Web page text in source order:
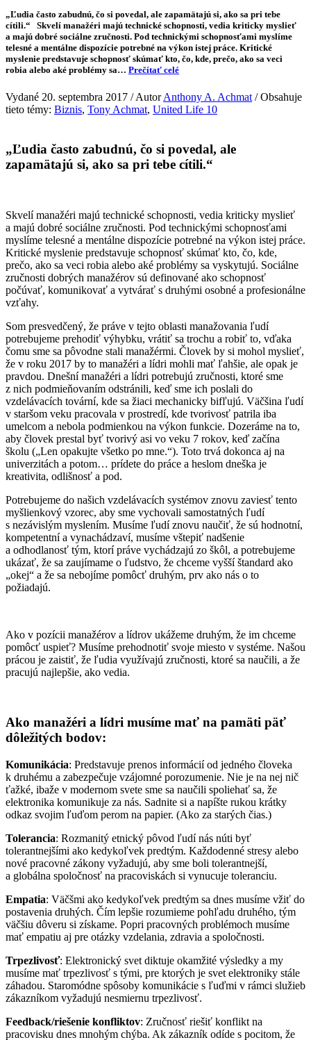
„Ľudia často zabudnú, čo si povedal, ale zapamätajú si, ako sa pri tebe
cítili.“ Skvelí manažéri majú technické schopnosti, vedia kriticky myslieť
a majú dobré sociálne zručnosti. Pod technickými schopnosťami myslíme
telesné a mentálne dispozície potrebné na výkon istej práce. Kritické
myslenie predstavuje schopnosť skúmať kto, čo, kde, prečo, ako sa veci
robia alebo aké problémy sa… Prečítať celé
Vydané 20. septembra 2017 / AutorAnthony A. Achmat / Obsahuje
tieto témy: Biznis, Tony Achmat, United Life 10
„Ľudia často zabudnú, čo si povedal, ale
zapamätajú si, ako sa pri tebe cítili.“
Skvelí manažéri majú technické schopnosti, vedia kriticky myslieť
a majú dobré sociálne zručnosti. Pod technickými schopnosťami
myslíme telesné a mentálne dispozície potrebné na výkon istej práce.
Kritické myslenie predstavuje schopnosť skúmať kto, čo, kde,
prečo, ako sa veci robia alebo aké problémy sa vyskytujú. Sociálne
zručnosti dobrých manažérov sú definované ako schopnosť
počúvať, komunikovať a vytvárať s druhými osobné a profesionálne
vzťahy.
Som presvedčený, že práve v tejto oblasti manažovania ľudí
potrebujeme prehodiť výhybku, vrátiť sa trochu a robiť to, vďaka
čomu sme sa pôvodne stali manažérmi. Človek by si mohol myslieť,
že v roku 2017 by to manažéri a lídri mohli mať ľahšie, ale opak je
pravdou. Dnešní manažéri a lídri potrebujú zručnosti, ktoré sme
z nich podmieňovaním odstránili, keď sme ich poslali do
vzdelávacích tovární, kde sa žiaci mechanicky bifľujú. Väčšina ľudí
v staršom veku pracovala v prostredí, kde tvorivosť patrila iba
umelcom a nebola podmienkou na výkon funkcie. Dozeráme na to,
aby človek prestal byť tvorivý asi vo veku 7 rokov, keď začína
školu („Len opakujte všetko po mne.“). Toto trvá dokonca aj na
univerzitách a potom… prídete do práce a heslom dneška je
kreativita, odlišnosť a pod.
Potrebujeme do našich vzdelávacích systémov znovu zaviesť tento
myšlienkový vzorec, aby sme vychovali samostatných ľudí
s nezávislým myslením. Musíme ľudí znovu naučiť, že sú hodnotní,
kompetentní a vynachádzaví, musíme vštepiť nadšenie
a odhodlanosť tým, ktorí práve vychádzajú zo škôl, a potrebujeme
ukázať, že sa zaujímame o ľudstvo, že chceme vyšší štandard ako
„okej“ a že sa nebojíme pomôcť druhým, prv ako nás o to
požiadajú.
Ako v pozícii manažérov a lídrov ukážeme druhým, že im chceme
pomôcť uspieť? Musíme prehodnotiť svoje miesto v systéme. Našou
prácou je zaistiť, že ľudia využívajú zručnosti, ktoré sa naučili, a že
pracujú najlepšie, ako vedia.
Ako manažéri a lídri musíme mať na pamäti päť
dôležitých bodov:
Komunikácia: Predstavuje prenos informácií od jedného človeka
k druhému a zabezpečuje vzájomné porozumenie. Nie je na nej nič
ťažké, ibaže v modernom svete sme sa naučili spoliehať sa, že
elektronika komunikuje za nás. Sadnite si a napíšte rukou krátky
odkaz svojim ľuďom perom na papier. (Ako za starých čias.)
Tolerancia: Rozmanitý etnický pôvod ľudí nás núti byť
tolerantnejšími ako kedykoľvek predtým. Každodenné stresy alebo
nové pracovné zákony vyžadujú, aby sme boli tolerantnejší,
a globálna spoločnosť na pracoviskách si vynucuje toleranciu.
Empatia: Väčšmi ako kedykoľvek predtým sa dnes musíme vžiť do
postavenia druhých. Čím lepšie rozumieme pohľadu druhého, tým
väčšiu dôveru si získame. Popri pracovných problémoch musíme
mať empatiu aj pre otázky vzdelania, zdravia a spoločnosti.
Trpezlivosť: Elektronický svet diktuje okamžité výsledky a my
musíme mať trpezlivosť s tými, pre ktorých je svet elektroniky stále
záhadou. Staromódne spôsoby komunikácie s ľuďmi v rámci služieb
zákazníkom vyžadujú nesmiernu trpezlivosť.
Feedback/riešenie konfliktov: Zručnosť riešiť konflikt na
pracovisku dnes mnohým chýba. Ak zákazník odíde s pocitom, že